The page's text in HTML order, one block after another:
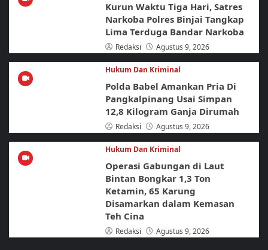
Kurun Waktu Tiga Hari, Satres
Narkoba Polres Binjai Tangkap
Lima Terduga Bandar Narkoba
Redaksi Agustus 9, 2026
Hukum Dan Kriminal
Polda Babel Amankan Pria Di
Pangkalpinang Usai Simpan
12,8 Kilogram Ganja Dirumah
Redaksi Agustus 9, 2026
Hukum Dan Kriminal
Operasi Gabungan di Laut
Bintan Bongkar 1,3 Ton
Ketamin, 65 Karung
Disamarkan dalam Kemasan
Teh Cina
Redaksi Agustus 9, 2026